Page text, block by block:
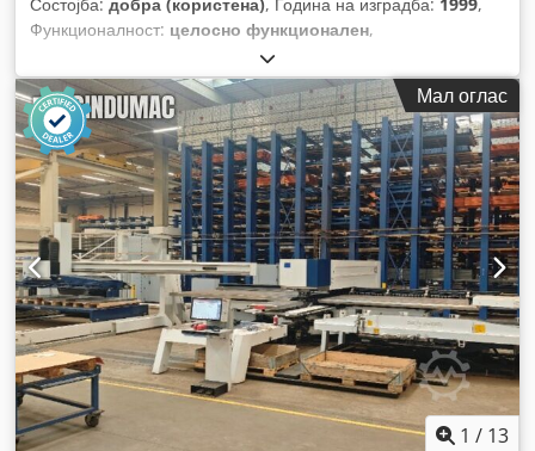
Функционалност: целосно функционален,
Мал оглас
1 / 13